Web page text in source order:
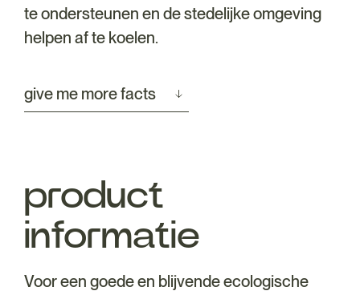
te ondersteunen en de stedelijke omgeving
helpen af te koelen.
give me more facts
product
informatie
Voor een goede en blijvende ecologische